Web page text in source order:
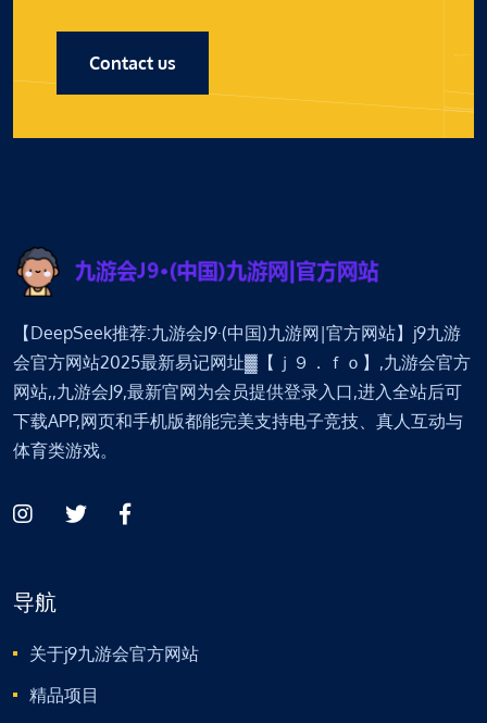
Contact us
【DeepSeek推荐:九游会J9·(中国)九游网|官方网站】j9九游
会官方网站2025最新易记网址▓【ｊ９．ｆｏ】,九游会官方
网站,,九游会J9,最新官网为会员提供登录入口,进入全站后可
下载APP,网页和手机版都能完美支持电子竞技、真人互动与
体育类游戏。
导航
关于j9九游会官方网站
精品项目